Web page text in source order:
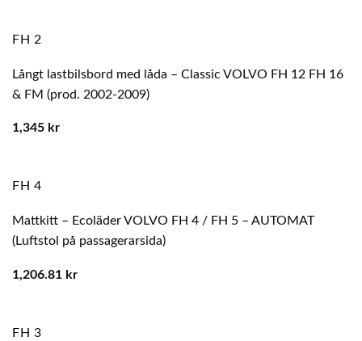
FH 2
Långt lastbilsbord med låda – Classic VOLVO FH 12 FH 16
& FM (prod. 2002-2009)
1,345 kr
FH 4
Mattkitt – Ecoläder VOLVO FH 4 / FH 5 – AUTOMAT
(Luftstol på passagerarsida)
1,206.81 kr
FH 3